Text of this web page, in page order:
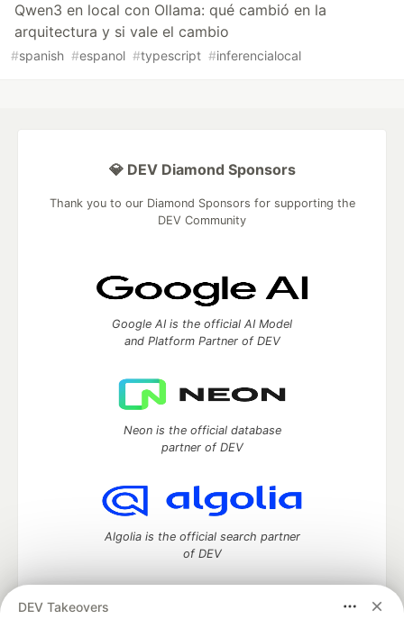
Qwen3 en local con Ollama: qué cambió en la
arquitectura y si vale el cambio
#spanish #espanol #typescript #inferencialocal
DEV Takeovers
💎 DEV Diamond Sponsors
Thank you to our Diamond Sponsors for supporting the
DEV Community
Google AI is the official AI Model
and Platform Partner of DEV
Neon is the official database
partner of DEV
Algolia is the official search partner
of DEV